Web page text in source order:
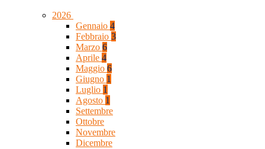
2026
Gennaio 4
Febbraio 3
Marzo 6
Aprile 4
Maggio 6
Giugno 1
Luglio 1
Agosto 1
Settembre
Ottobre
Novembre
Dicembre